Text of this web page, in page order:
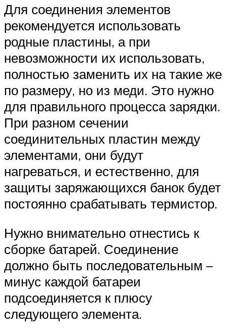
Для соединения элементов
рекомендуется использовать
родные пластины, а при
невозможности их использовать,
полностью заменить их на такие же
по размеру, но из меди. Это нужно
для правильного процесса зарядки.
При разном сечении
соединительных пластин между
элементами, они будут
нагреваться, и естественно, для
защиты заряжающихся банок будет
постоянно срабатывать термистор.
Нужно внимательно отнестись к
сборке батарей. Соединение
должно быть последовательным –
минус каждой батареи
подсоединяется к плюсу
следующего элемента.